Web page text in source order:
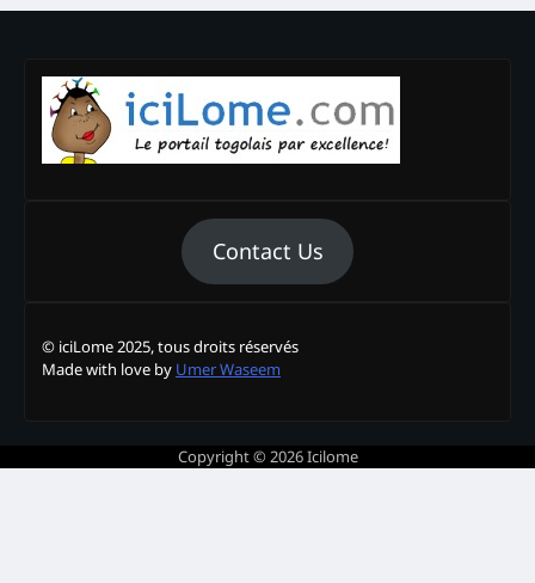
Contact Us
© iciLome 2025, tous droits réservés
Made with love by Umer Waseem
Copyright © 2026Icilome